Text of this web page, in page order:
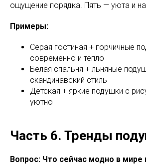
ощущение порядка. Пять — уюта и
Примеры:
Серая гостиная + горчичные
современно и тепло
Белая спальня + льняные
скандинавский стиль
Детская + яркие подушки с
уютно
Часть 6. Тренды
Вопрос: Что сейчас модно в мире